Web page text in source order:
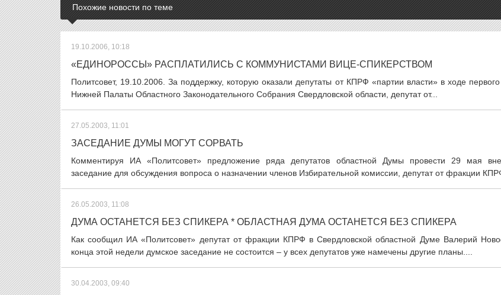
Похожие новости по теме
19.10.2006, 10:18
«ЕДИНОРОССЫ» РАСПЛАТИЛИСЬ С КОММУНИСТАМИ ВИЦЕ-СПИКЕРСТВОМ
Политсовет, 19.10.2006. За поддержку, которую оказали депутаты от КПРФ «партии власти» в ходе
Нижней Палаты Областного Законодательного Собрания Свердловской области, депутат от...
27.05.2003, 11:01
ЗАСЕДАНИЕ ДУМЫ МОГУТ СОРВАТЬ
Комментируя ИА «Политсовет» предложение ряда депутатов областной Думы провести 29 мая
заседание для обсуждения вопроса о назначении членов Избирательной комиссии, депутат от фракции
26.05.2003, 11:08
ДУМА ОСТАНЕТСЯ БЕЗ СПИКЕРА * ОБЛАСТНАЯ ДУМА ОСТАНЕТСЯ БЕЗ СПИКЕРА
Как сообщил ИА «Политсовет» депутат от фракции КПРФ в Свердловской областной Думе Валерий
конца этой недели думское заседание не состоится – у всех депутатов уже намечены другие планы....
30.04.2003, 09:40